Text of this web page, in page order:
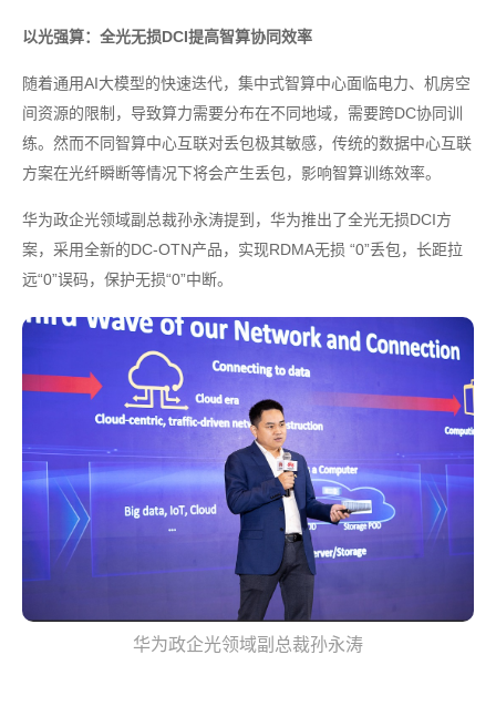
以光强算：全光无损DCI提高智算协同效率
随着通用AI大模型的快速迭代，集中式智算中心面临电力、机房空
间资源的限制，导致算力需要分布在不同地域，需要跨DC协同训
练。然而不同智算中心互联对丢包极其敏感，传统的数据中心互联
方案在光纤瞬断等情况下将会产生丢包，影响智算训练效率。
华为政企光领域副总裁孙永涛提到，华为推出了全光无损DCI方
案，采用全新的DC-OTN产品，实现RDMA无损 “0”丢包，长距拉
远“0”误码，保护无损“0”中断。
华为政企光领域副总裁孙永涛